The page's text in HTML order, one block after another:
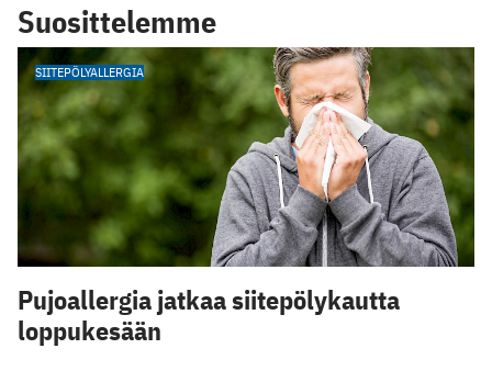
Suosittelemme
SIITEPÖLYALLERGIA
Pujoallergia jatkaa siitepölykautta
loppukesään